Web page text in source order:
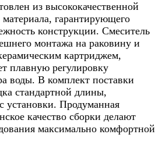
из высококачественной
гарантирующего
конструкции. Смеситель
монтажа на раковину и
картриджем,
плавную регулировку
воды. В комплект поставки
стандартной длины,
установки. Продуманная
качество сборки делают
максимально комфортной